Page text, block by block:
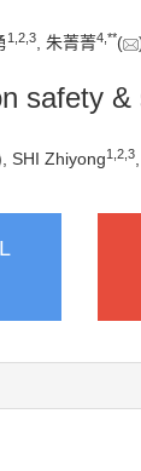
1 2 3, 朱菁菁4 **(
safety
SHI Zhiyong1 2 3